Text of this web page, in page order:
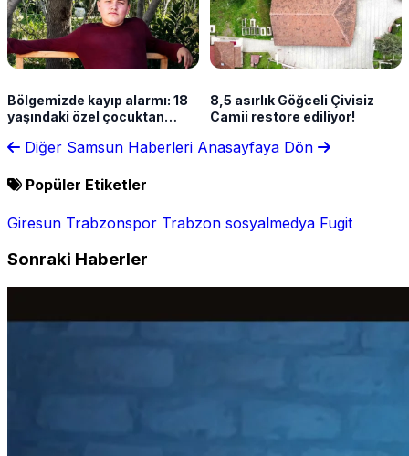
Bölgemizde kayıp alarmı: 18
yaşındaki özel çocuktan
8,5 asırlık Göğceli Çivisiz
Camii restore ediliyor!
Diğer Samsun Haberleri Anasayfaya Dön
Popüler Etiketler
Giresun Trabzonspor Trabzon sosyalmedya Fugit
Sonraki Haberler